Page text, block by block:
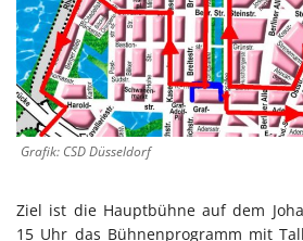
Grafik: CSD Düsseldorf
Ziel ist die Hauptbühne auf dem
15 Uhr das Bühnenprogramm mit